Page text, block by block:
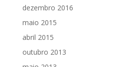
dezembro 2016
maio 2015
abril 2015
outubro 2013